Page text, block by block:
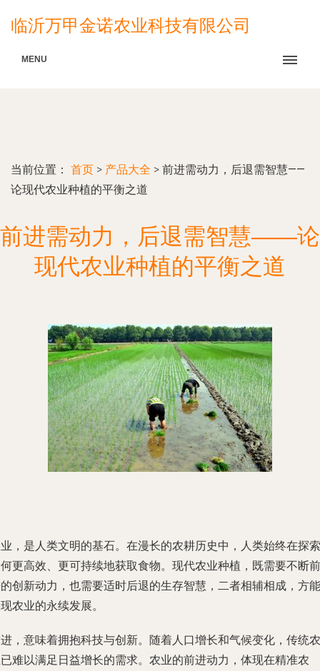
临沂万甲金诺农业科技有限公司
MENU
当前位置： 首页 > 产品大全 > 前进需动力，后退需智慧——
论现代农业种植的平衡之道
前进需动力，后退需智慧——论
现代农业种植的平衡之道
，是人类文明的基石。在漫长的农耕历史中，人类始终在探索
更高效、更可持续地获取食物。现代农业种植，既需要不断前
创新动力，也需要适时后退的生存智慧，二者相辅相成，方能
农业的永续发展。
，意味着拥抱科技与创新。随着人口增长和气候变化，传统农
难以满足日益增长的需求。农业的前进动力，体现在精准农